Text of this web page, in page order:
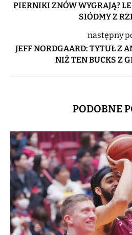
PIERNIKI ZNÓW WYGRAJĄ?
SIÓDMY Z
następny
JEFF NORDGAARD: TYTUŁ Z
NIŻ TEN BUCKS Z
PODOBNE